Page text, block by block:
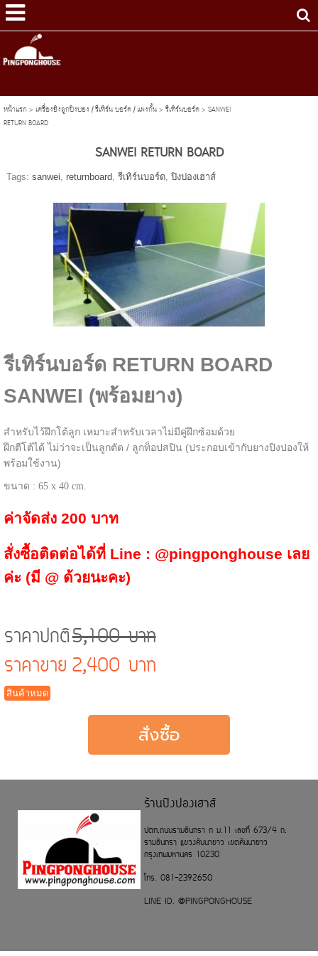
หน้าแรก> เครื่องยิงลูกปิงปอง / รีเทิร์น บอร์ด / แผงกั้น>รีเทิร์นบอร์ด> SANWEI
RETURN BOARD
SANWEI RETURN BOARD
Tags: sanwei, returnboard, รีเทิร์นบอร์ด, ปิงปองเฮาส์
รีเทิร์นบอร์ด RETURN BOARD
SANWEI (พร้อมยาง)
สำหรับไว้ฝึกโต้ลูก เหมาะสำหรับเวลาไม่มีคู่ฝึกซ้อมด้วย
ฝึกตีโต้ได้ ไม่ว่าจะเป็นลูกตัด / ลูกท็อปสปิน (ประกอบเข้ากับยางปิงปองให้
พร้อมใช้งาน)
ขนาด : 65 x 40 cm.
ค่าจัดส่ง 200 บาท
สั่งซื้อติดต่อได้ที่ Line : @pingponghouse เลย
ค่ะ (มี @ ด้วยนะคะ)
ราคาปกติ5,100 บาท
ราคาขาย 2,400 บาท
สินค้าหมด
ร้านปิงปองเฮาส์
ปตท.ถนนรามอินทรา ก ม.11 เลขที่ 673/4 ถ.
รามอินทรา แขวงคันนายาว เขตคันนายาว
กรุงเทพมหานคร 10230
โทร. 081-2392650
LINE ID. @PINGPONGHOUSE